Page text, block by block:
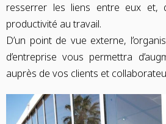
resserrer les liens entre eux et,
productivité au travail.
D’un point de vue externe,
d’entreprise vous permettra
auprès de vos clients et